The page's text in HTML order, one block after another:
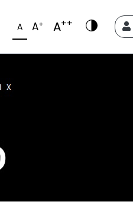
A A+ A++